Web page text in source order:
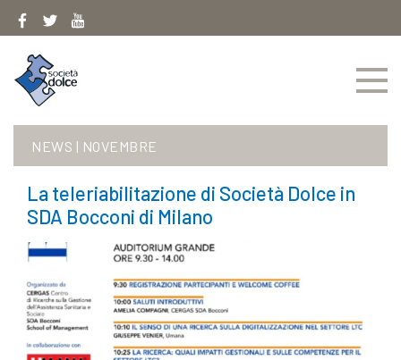
NEWS | NOVEMBRE
La teleriabilitazione di Società Dolce in
SDA Bocconi di Milano